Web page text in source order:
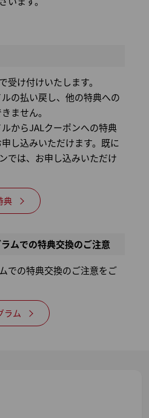
受け付けいたします。
の払い戻し、他の特典への
ません。
からJALクーポンへの特典
し込みいただけます。既に
では、お申し込みいただけ
典
ムでの特典交換のご注意
での特典交換のご注意をご
ラム